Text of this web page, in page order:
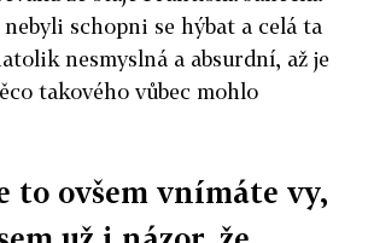
schopni se hýbat a celá ta
nesmyslná a absurdní, až je
takového vůbec mohlo
to ovšem vnímáte vy,